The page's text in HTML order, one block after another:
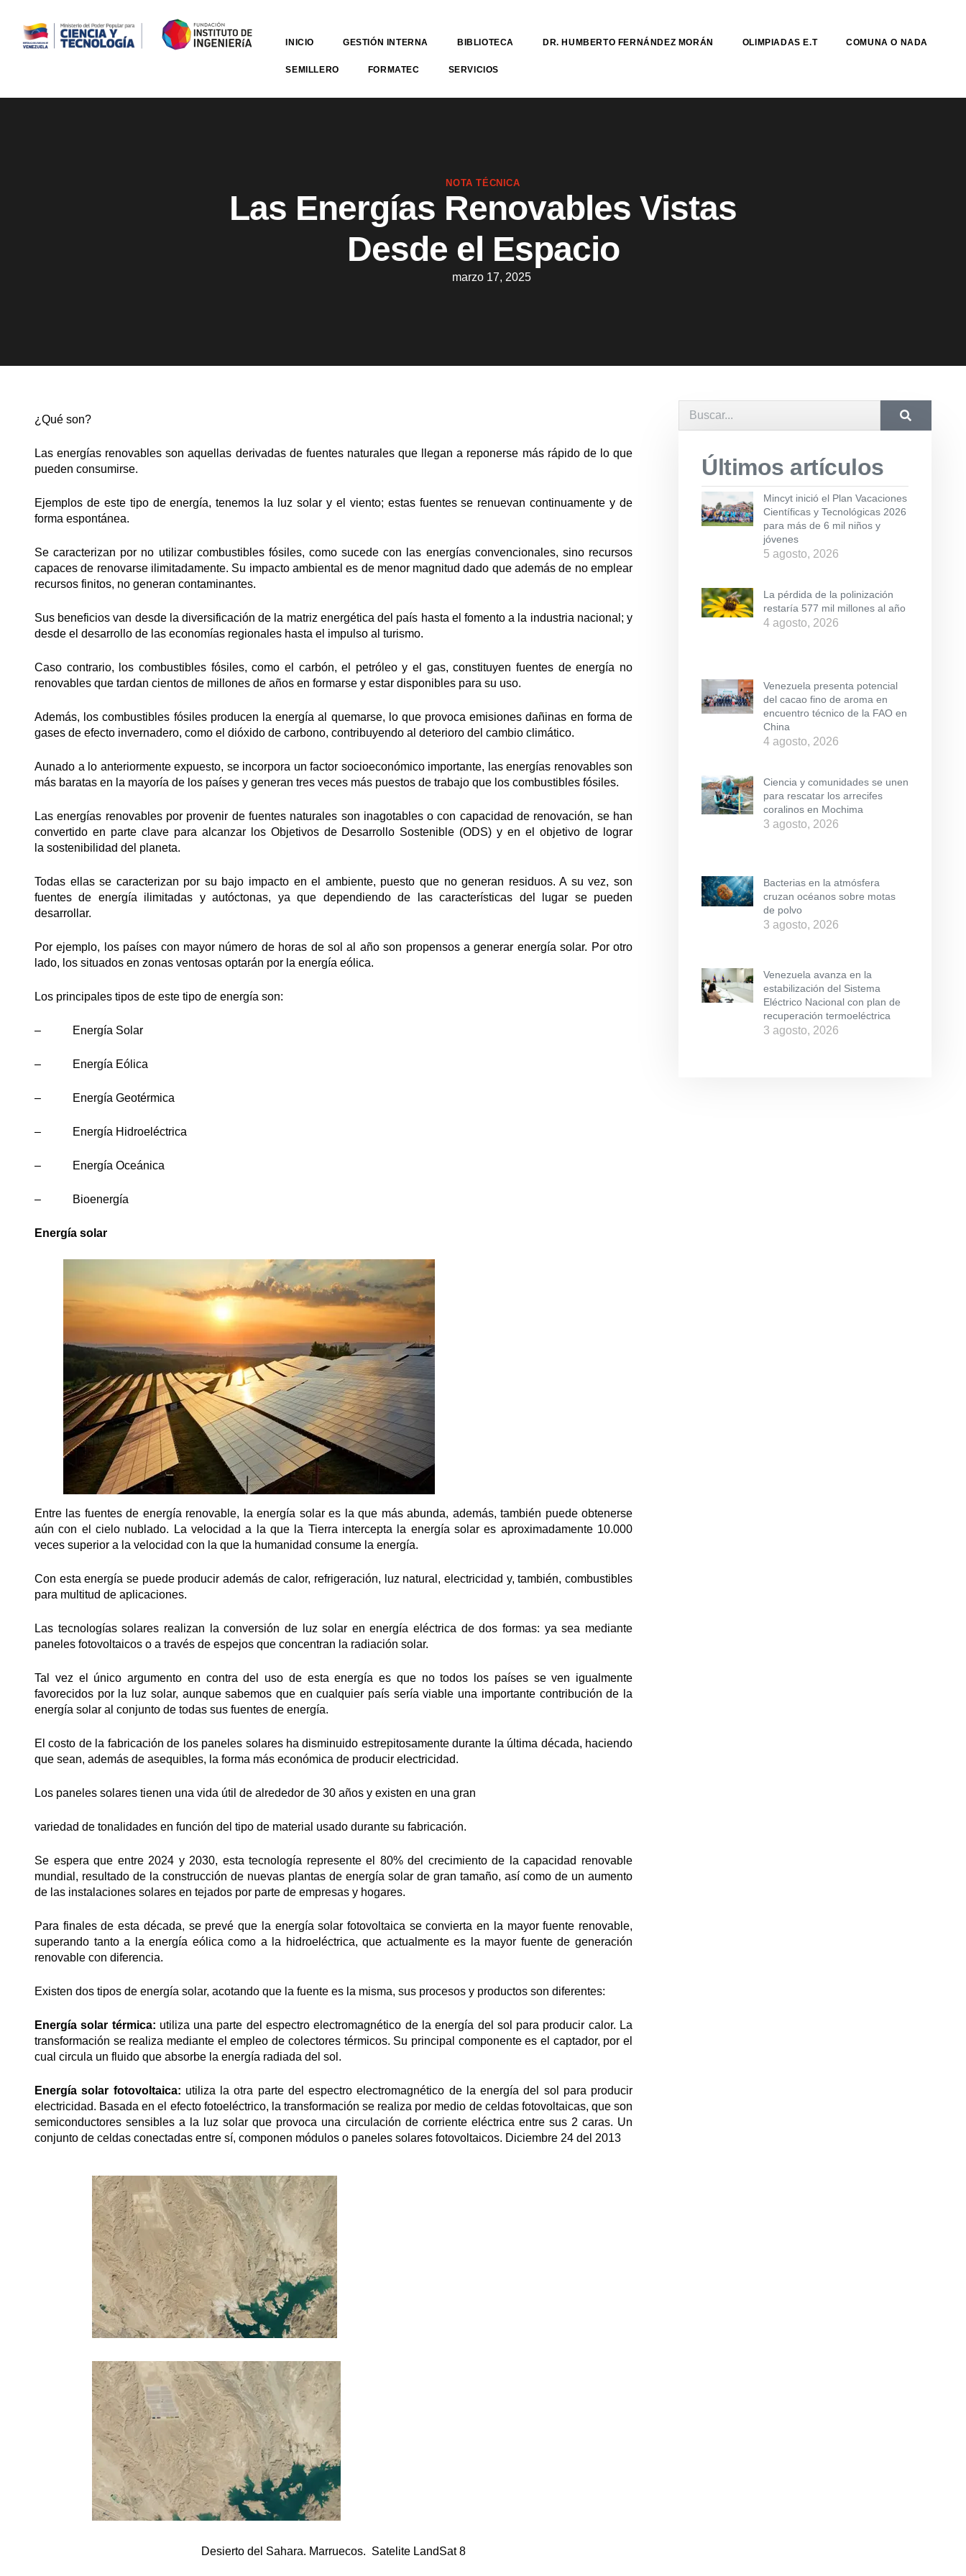
INICIO GESTIÓN INTERNA BIBLIOTECA DR. HUMBERTO FERNÁNDEZ MORÁN OLIMPIADAS E.T COMUNA O NADA
SEMILLERO FORMATEC SERVICIOS
NOTA TÉCNICA
Las Energías Renovables Vistas
Desde el Espacio
marzo 17, 2025
¿Qué son?
Las energías renovables son aquellas derivadas de fuentes naturales que llegan a reponerse más rápido de lo que
pueden consumirse.
Ejemplos de este tipo de energía, tenemos la luz solar y el viento; estas fuentes se renuevan continuamente y de
forma espontánea.
Se caracterizan por no utilizar combustibles fósiles, como sucede con las energías convencionales, sino recursos
capaces de renovarse ilimitadamente. Su impacto ambiental es de menor magnitud dado que además de no emplear
recursos finitos, no generan contaminantes.
Sus beneficios van desde la diversificación de la matriz energética del país hasta el fomento a la industria nacional; y
desde el desarrollo de las economías regionales hasta el impulso al turismo.
Caso contrario, los combustibles fósiles, como el carbón, el petróleo y el gas, constituyen fuentes de energía no
renovables que tardan cientos de millones de años en formarse y estar disponibles para su uso.
Además, los combustibles fósiles producen la energía al quemarse, lo que provoca emisiones dañinas en forma de
gases de efecto invernadero, como el dióxido de carbono, contribuyendo al deterioro del cambio climático.
Aunado a lo anteriormente expuesto, se incorpora un factor socioeconómico importante, las energías renovables son
más baratas en la mayoría de los países y generan tres veces más puestos de trabajo que los combustibles fósiles.
Las energías renovables por provenir de fuentes naturales son inagotables o con capacidad de renovación, se han
convertido en parte clave para alcanzar los Objetivos de Desarrollo Sostenible (ODS) y en el objetivo de lograr
la sostenibilidad del planeta.
Todas ellas se caracterizan por su bajo impacto en el ambiente, puesto que no generan residuos. A su vez, son
fuentes de energía ilimitadas y autóctonas, ya que dependiendo de las características del lugar se pueden
desarrollar.
Por ejemplo, los países con mayor número de horas de sol al año son propensos a generar energía solar. Por otro
lado, los situados en zonas ventosas optarán por la energía eólica.
Los principales tipos de este tipo de energía son:
– Energía Solar
– Energía Eólica
– Energía Geotérmica
– Energía Hidroeléctrica
– Energía Oceánica
– Bioenergía
Energía solar
Entre las fuentes de energía renovable, la energía solar es la que más abunda, además, también puede obtenerse
aún con el cielo nublado. La velocidad a la que la Tierra intercepta la energía solar es aproximadamente 10.000
veces superior a la velocidad con la que la humanidad consume la energía.
Con esta energía se puede producir además de calor, refrigeración, luz natural, electricidad y, también, combustibles
para multitud de aplicaciones.
Las tecnologías solares realizan la conversión de luz solar en energía eléctrica de dos formas: ya sea mediante
paneles fotovoltaicos o a través de espejos que concentran la radiación solar.
Tal vez el único argumento en contra del uso de esta energía es que no todos los países se ven igualmente
favorecidos por la luz solar, aunque sabemos que en cualquier país sería viable una importante contribución de la
energía solar al conjunto de todas sus fuentes de energía.
El costo de la fabricación de los paneles solares ha disminuido estrepitosamente durante la última década, haciendo
que sean, además de asequibles, la forma más económica de producir electricidad.
Los paneles solares tienen una vida útil de alrededor de 30 años y existen en una gran
variedad de tonalidades en función del tipo de material usado durante su fabricación.
Se espera que entre 2024 y 2030, esta tecnología represente el 80% del crecimiento de la capacidad renovable
mundial, resultado de la construcción de nuevas plantas de energía solar de gran tamaño, así como de un aumento
de las instalaciones solares en tejados por parte de empresas y hogares.
Para finales de esta década, se prevé que la energía solar fotovoltaica se convierta en la mayor fuente renovable,
superando tanto a la energía eólica como a la hidroeléctrica, que actualmente es la mayor fuente de generación
renovable con diferencia.
Existen dos tipos de energía solar, acotando que la fuente es la misma, sus procesos y productos son diferentes:
Energía solar térmica: utiliza una parte del espectro electromagnético de la energía del sol para producir calor. La
transformación se realiza mediante el empleo de colectores térmicos. Su principal componente es el captador, por el
cual circula un fluido que absorbe la energía radiada del sol.
Energía solar fotovoltaica: utiliza la otra parte del espectro electromagnético de la energía del sol para producir
electricidad. Basada en el efecto fotoeléctrico, la transformación se realiza por medio de celdas fotovoltaicas, que son
semiconductores sensibles a la luz solar que provoca una circulación de corriente eléctrica entre sus 2 caras. Un
conjunto de celdas conectadas entre sí, componen módulos o paneles solares fotovoltaicos. Diciembre 24 del 2013
Desierto del Sahara. Marruecos. Satelite LandSat 8
Últimos artículos
Mincyt inició el Plan Vacaciones
Científicas y Tecnológicas 2026
para más de 6 mil niños y
jóvenes
5 agosto, 2026
La pérdida de la polinización
restaría 577 mil millones al año
4 agosto, 2026
Venezuela presenta potencial
del cacao fino de aroma en
encuentro técnico de la FAO en
China
4 agosto, 2026
Ciencia y comunidades se unen
para rescatar los arrecifes
coralinos en Mochima
3 agosto, 2026
Bacterias en la atmósfera
cruzan océanos sobre motas
de polvo
3 agosto, 2026
Venezuela avanza en la
estabilización del Sistema
Eléctrico Nacional con plan de
recuperación termoeléctrica
3 agosto, 2026